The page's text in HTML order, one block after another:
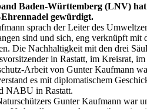
Baden-Württemberg (LNV)
gewürdigt.
sprach der Leiter des
sind und sich, eng verknüpft
Die Nachhaltigkeit mit den drei
in Rastatt, im Kreisrat,
Arbeit von Gunter Kaufmann
es mit diplomatischem
NABU in Rastatt.
Gunter Kaufmann war